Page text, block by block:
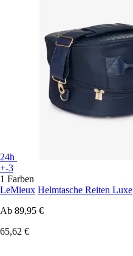
24h
+-3
1 Farben
LeMieux Helmtasche Reiten Luxe
Ab 89,95 €
65,62 €